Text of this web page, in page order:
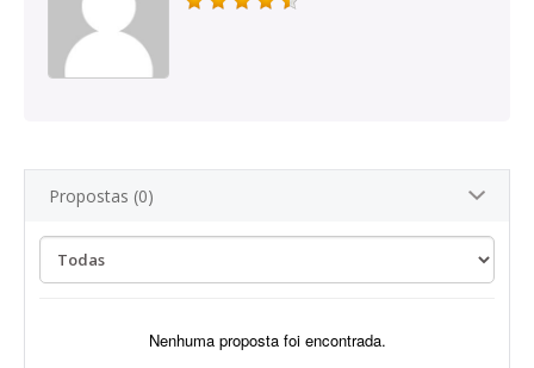
Propostas (0)
Nenhuma proposta foi encontrada.